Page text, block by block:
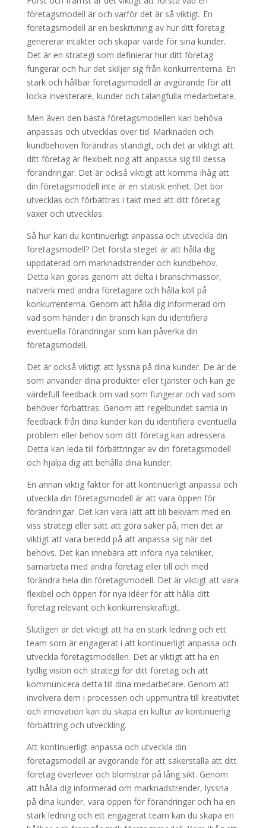
företagsmodell är och varför det är så viktigt. En
företagsmodell är en beskrivning av hur ditt företag
genererar intäkter och skapar värde för sina kunder.
Det är en strategi som definierar hur ditt företag
fungerar och hur det skiljer sig från konkurrenterna. En
stark och hållbar företagsmodell är avgörande för att
locka investerare, kunder och talangfulla medarbetare.
Men även den bästa företagsmodellen kan behöva
anpassas och utvecklas över tid. Marknaden och
kundbehoven förändras ständigt, och det är viktigt att
ditt företag är flexibelt nog att anpassa sig till dessa
förändringar. Det är också viktigt att komma ihåg att
din företagsmodell inte är en statisk enhet. Det bör
utvecklas och förbättras i takt med att ditt företag
växer och utvecklas.
Så hur kan du kontinuerligt anpassa och utveckla din
företagsmodell? Det första steget är att hålla dig
uppdaterad om marknadstrender och kundbehov.
Detta kan göras genom att delta i branschmässor,
nätverk med andra företagare och hålla koll på
konkurrenterna. Genom att hålla dig informerad om
vad som händer i din bransch kan du identifiera
eventuella förändringar som kan påverka din
företagsmodell.
Det är också viktigt att lyssna på dina kunder. De är de
som använder dina produkter eller tjänster och kan ge
värdefull feedback om vad som fungerar och vad som
behöver förbättras. Genom att regelbundet samla in
feedback från dina kunder kan du identifiera eventuella
problem eller behov som ditt företag kan adressera.
Detta kan leda till förbättringar av din företagsmodell
och hjälpa dig att behålla dina kunder.
En annan viktig faktor för att kontinuerligt anpassa och
utveckla din företagsmodell är att vara öppen för
förändringar. Det kan vara lätt att bli bekväm med en
viss strategi eller sätt att göra saker på, men det är
viktigt att vara beredd på att anpassa sig när det
behövs. Det kan innebära att införa nya tekniker,
samarbeta med andra företag eller till och med
förändra hela din företagsmodell. Det är viktigt att vara
flexibel och öppen för nya idéer för att hålla ditt
företag relevant och konkurrenskraftigt.
Slutligen är det viktigt att ha en stark ledning och ett
team som är engagerat i att kontinuerligt anpassa och
utveckla företagsmodellen. Det är viktigt att ha en
tydlig vision och strategi för ditt företag och att
kommunicera detta till dina medarbetare. Genom att
involvera dem i processen och uppmuntra till kreativitet
och innovation kan du skapa en kultur av kontinuerlig
förbättring och utveckling.
Att kontinuerligt anpassa och utveckla din
företagsmodell är avgörande för att säkerställa att ditt
företag överlever och blomstrar på lång sikt. Genom
att hålla dig informerad om marknadstrender, lyssna
på dina kunder, vara öppen för förändringar och ha en
stark ledning och ett engagerat team kan du skapa en